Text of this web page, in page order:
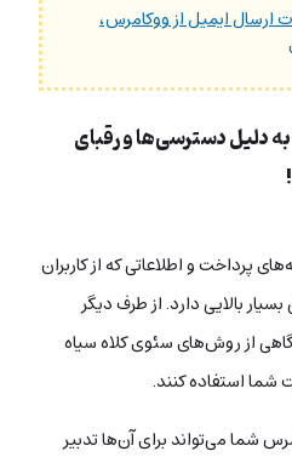
ارسال ایمیل از ووکامرس،
دلیل دسترسی‌ها و رقبای
پرداخت و اطلاعاتی که از کاربران
بالایی دارد. از طرف دیگر
از روش‌های سئوی کلاه سیاه
استفاده کنند.
شما می‌تواند برای آن‌ها تدبیر